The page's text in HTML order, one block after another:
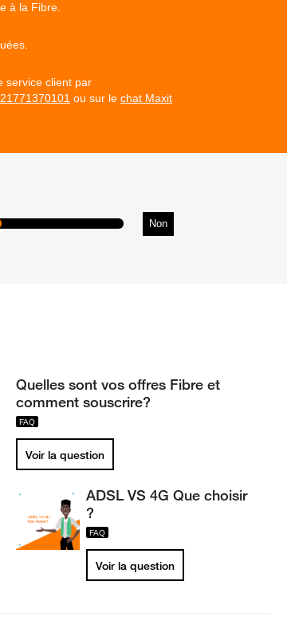
à la Fibre.
service client par
ou sur le chat Maxit
Non
Quelles sont vos offres Fibre et
comment souscrire?
Voir la question
ADSL VS 4G Que choisir
?
Voir la question